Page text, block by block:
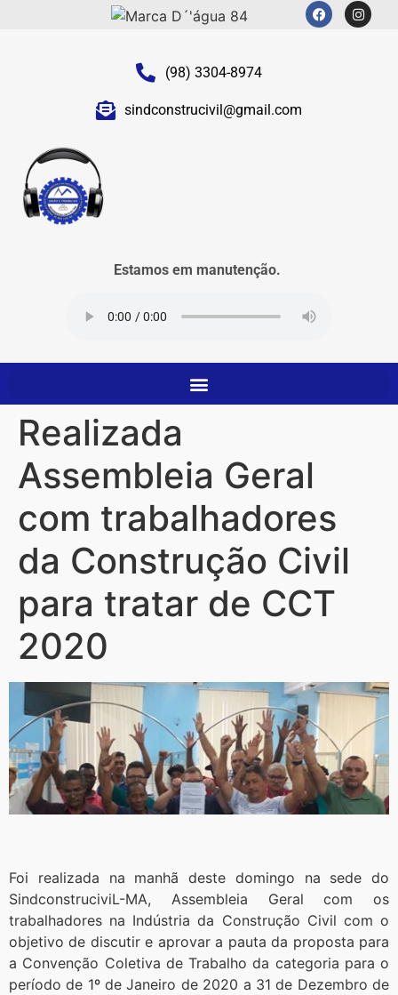
(98) 3304-8974
sindconstrucivil@gmail.com
Estamos em manutenção.
Realizada
Assembleia Geral
com trabalhadores
da Construção Civil
para tratar de CCT
2020
Foi realizada na manhã deste domingo na sede do
SindconstruciviL-MA, Assembleia Geral com os
trabalhadores na Indústria da Construção Civil com o
objetivo de discutir e aprovar a pauta da proposta para
a Convenção Coletiva de Trabalho da categoria para o
período de 1º de Janeiro de 2020 a 31 de Dezembro de